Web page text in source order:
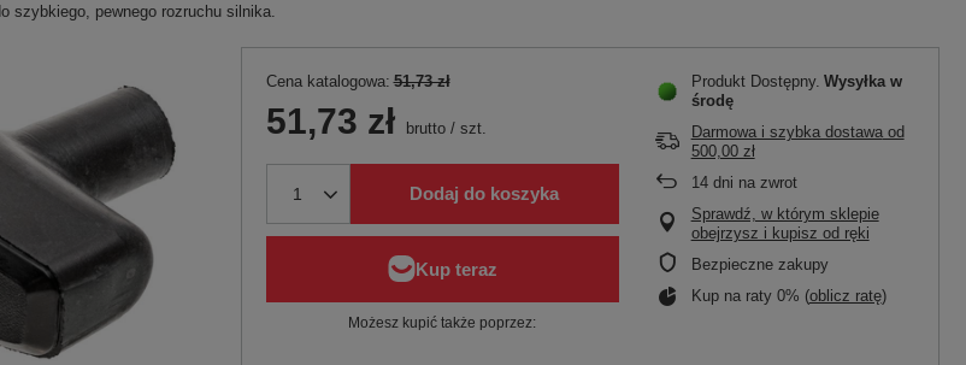
szybkiego, pewnego rozruchu silnika.
Cena katalogowa: 51,73 zł
51,73 zł brutto/ szt.
Dodaj do koszyka
Możesz kupić także poprzez:
Produkt Dostępny Wysyłka w
środę
Darmowa i szybka dostawaod
500,00 zł
14dni na zwrot
Sprawdź, w którym sklepie
obejrzysz i kupisz od ręki
Bezpieczne zakupy
Kup na raty 0% (oblicz ratę)